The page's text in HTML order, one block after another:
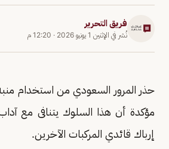
فريق التحرير
نُشر في الإثنين 1 يونيو 2026 · 12:20 م
حذر المرور السعودي من استخدام منبه
مؤكدة أن هذا السلوك يتنافى مع
إرباك قائدي المركبات الآخرين.